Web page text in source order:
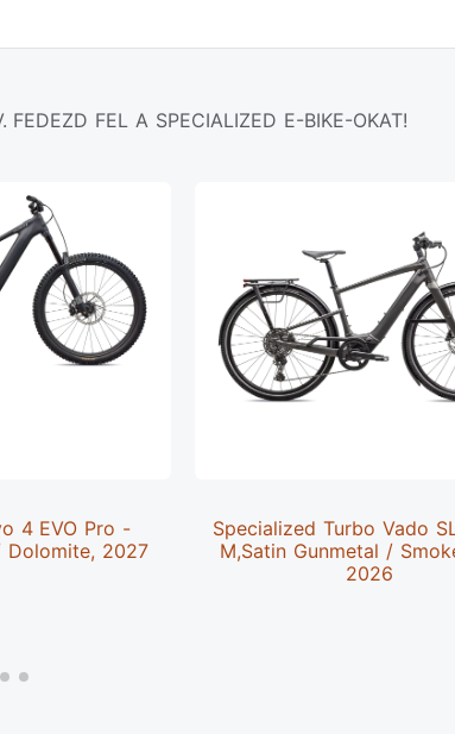
FEDEZD FEL A SPECIALIZED E-BIKE-OKAT!
4 EVO Pro -
Dolomite, 2027
Specialized Turbo Vado
M,Satin Gunmetal /
2026